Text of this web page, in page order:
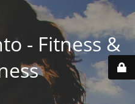
- Fitness &